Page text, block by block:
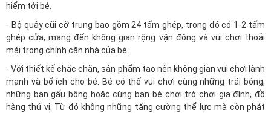
hiểm tới bé.
- Bộ quây cũi cỡ trung bao gồm 24 tấm ghép, trong đó có 1-2 tấm
ghép cửa, mang đến không gian rộng vận động và vui chơi thoải
mái trong chính căn nhà của bé.
- Với thiết kế chắc chắn, sản phẩm tạo nên không gian vui chơi lành
mạnh và bổ ích cho bé. Bé có thể vui chơi cùng những trái bóng,
những bạn gấu bông hoặc cùng bạn bè chơi trò chơi gia đình, đồ
hàng thú vị. Từ đó không những tăng cường thể lực mà còn phát